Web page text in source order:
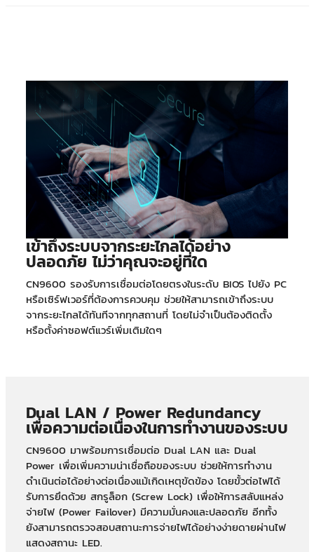
เข้าถึงระบบจากระยะไกลได้อย่าง
ปลอดภัย ไม่ว่าคุณจะอยู่ที่ใด
CN9600 รองรับการเชื่อมต่อโดยตรงในระดับ BIOS ไปยัง PC
หรือเซิร์ฟเวอร์ที่ต้องการควบคุม ช่วยให้สามารถเข้าถึงระบบ
จากระยะไกลได้ทันทีจากทุกสถานที่ โดยไม่จำเป็นต้องติดตั้ง
หรือตั้งค่าซอฟต์แวร์เพิ่มเติมใดๆ
Dual LAN / Power Redundancy
เพื่อความต่อเนื่องในการทำงานของระบบ
CN9600 มาพร้อมการเชื่อมต่อ Dual LAN และ Dual
Power เพื่อเพิ่มความน่าเชื่อถือของระบบ ช่วยให้การทำงาน
ดำเนินต่อได้อย่างต่อเนื่องแม้เกิดเหตุขัดข้อง โดยขั้วต่อไฟได้
รับการยึดด้วย สกรูล็อก (Screw Lock) เพื่อให้การสลับแหล่ง
จ่ายไฟ (Power Failover) มีความมั่นคงและปลอดภัย อีกทั้ง
ยังสามารถตรวจสอบสถานะการจ่ายไฟได้อย่างง่ายดายผ่านไฟ
แสดงสถานะ LED.